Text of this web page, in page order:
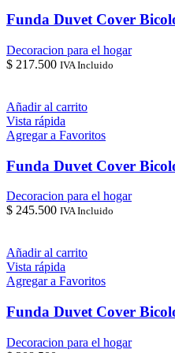
Funda Duvet Cover
Decoracion para el hogar
$ 217.500 IVA Incluido
Añadir al carrito
Vista rápida
Agregar a Favoritos
Funda Duvet Cover
Decoracion para el hogar
$ 245.500 IVA Incluido
Añadir al carrito
Vista rápida
Agregar a Favoritos
Funda Duvet Cover
Decoracion para el hogar